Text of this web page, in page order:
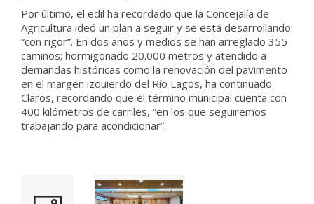
Por último, el edil ha recordado que la Concejalía de
Agricultura ideó un plan a seguir y se está desarrollando
“con rigor”. En dos años y medios se han arreglado 355
caminos; hormigonado 20.000 metros y atendido a
demandas históricas como la renovación del pavimento
en el margen izquierdo del Río Lagos, ha continuado
Claros, recordando que el término municipal cuenta con
400 kilómetros de carriles, “en los que seguiremos
trabajando para acondicionar”.